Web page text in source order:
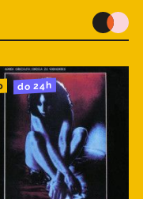
do 24h